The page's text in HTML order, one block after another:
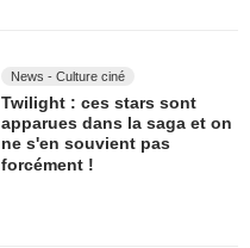
News - Culture ciné
Twilight : ces stars sont
apparues dans la saga et on
ne s'en souvient pas
forcément !